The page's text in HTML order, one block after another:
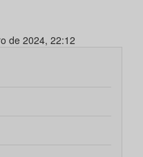
de 2024, 22:12